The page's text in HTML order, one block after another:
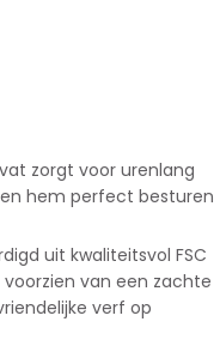
zorgt voor urenlang
hem perfect besturen
uit kwaliteitsvol FSC
van een zachte
verf op